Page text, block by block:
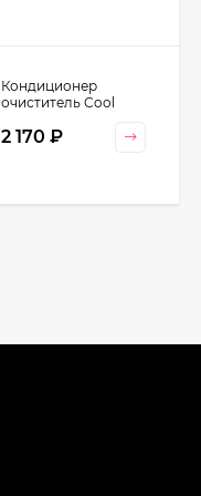
Кондиционер
очиститель Cool
Cosmetics, 130 гр
2 170 ₽